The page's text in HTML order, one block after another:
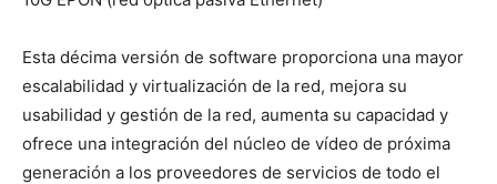
Esta décima versión de software proporciona una mayor
escalabilidad y virtualización de la red, mejora su
usabilidad y gestión de la red, aumenta su capacidad y
ofrece una integración del núcleo de vídeo de próxima
generación a los proveedores de servicios de todo el